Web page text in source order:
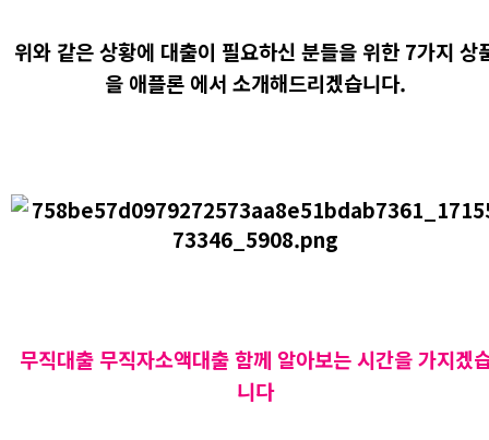
위와 같은 상황에 대출이 필요하신 분들을 위한 7가지 상
을 애플론 에서 소개해드리겠습니다.
무직대출 무직자소액대출 함께 알아보는 시간을 가지겠
니다